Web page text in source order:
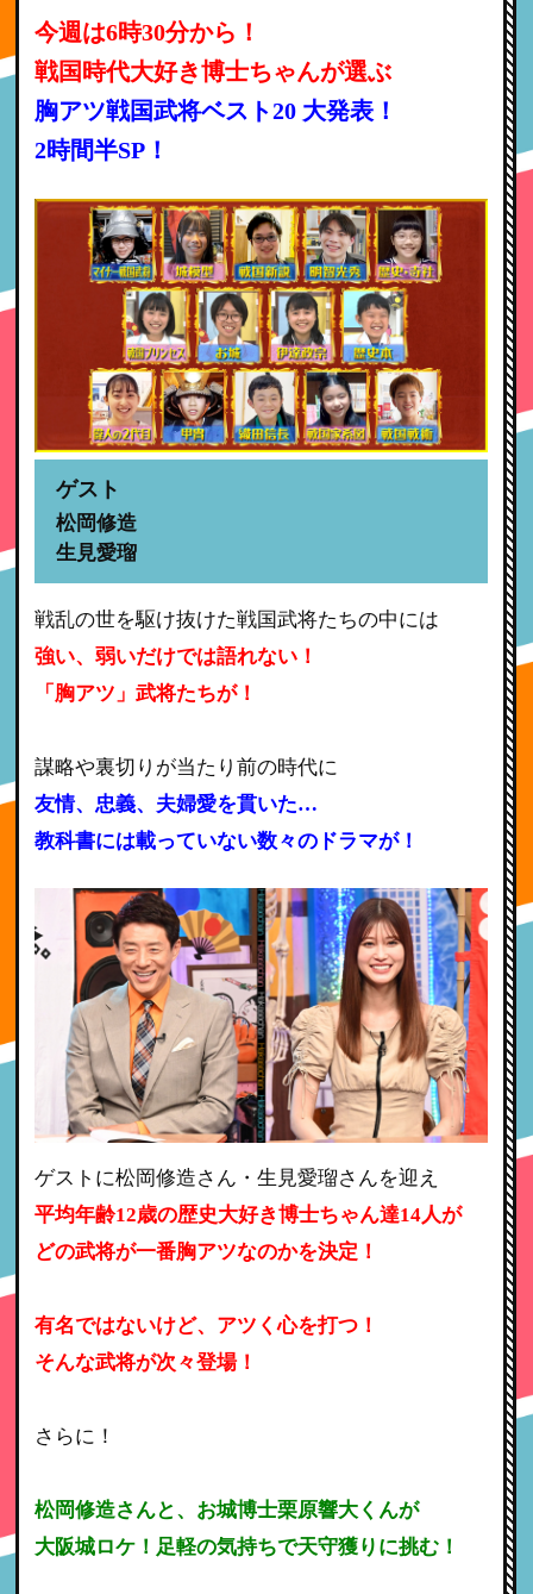
今週は6時30分から！
戦国時代大好き博士ちゃんが選ぶ
胸アツ戦国武将ベスト20 大発表！
2時間半SP！
ゲスト
松岡修造
生見愛瑠
戦乱の世を駆け抜けた戦国武将たちの中には
強い、弱いだけでは語れない！
「胸アツ」武将たちが！
謀略や裏切りが当たり前の時代に
友情、忠義、夫婦愛を貫いた…
教科書には載っていない数々のドラマが！
ゲストに松岡修造さん・生見愛瑠さんを迎え
平均年齢12歳の歴史大好き博士ちゃん達14人が
どの武将が一番胸アツなのかを決定！
有名ではないけど、アツく心を打つ！
そんな武将が次々登場！
さらに！
松岡修造さんと、お城博士栗原響大くんが
大阪城ロケ！足軽の気持ちで天守獲りに挑む！